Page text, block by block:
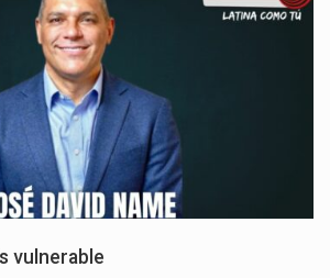
vulnerable